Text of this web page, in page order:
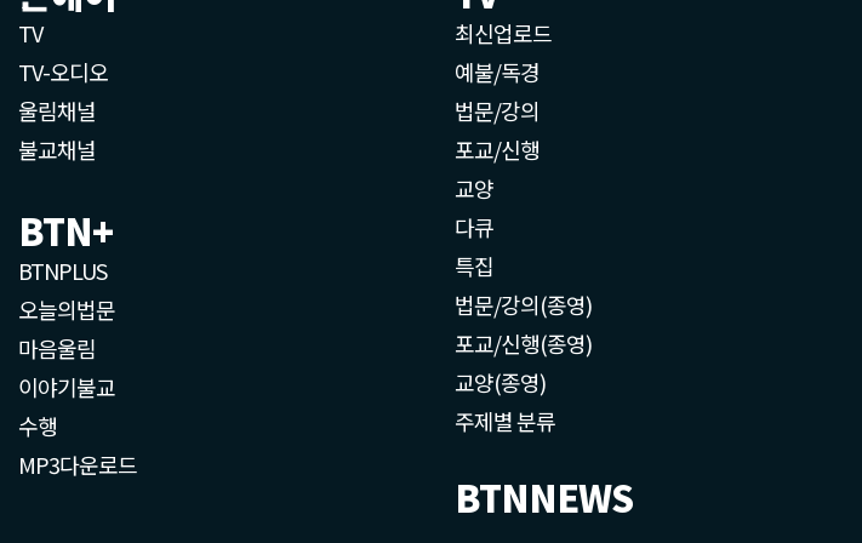
TV
TV-오디오
울림채널
불교채널
BTN+
BTNPLUS
오늘의법문
마음울림
이야기불교
수행
MP3다운로드
최신업로드
예불/독경
법문/강의
포교/신행
교양
다큐
특집
법문/강의(종영)
포교/신행(종영)
교양(종영)
주제별 분류
BTNNEWS